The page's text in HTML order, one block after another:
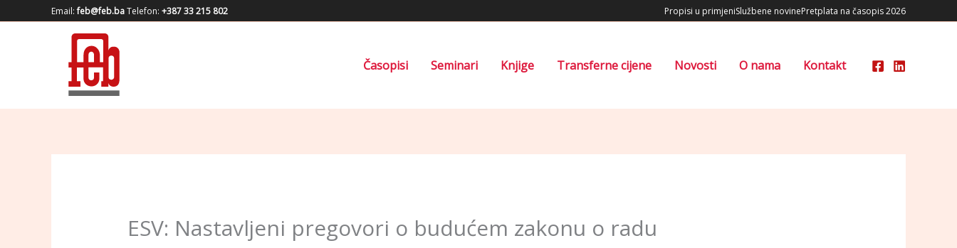
to
Email:feb@feb.baTelefon: +387 33 215 802 Propisi u primjeniSlužbene novinePretplata na časopis 2026
Časopisi Seminari Knjige Transferne cijene Novosti O nama Kontakt
ESV: Nastavljeni pregovori o budućem zakonu o radu